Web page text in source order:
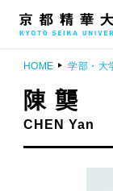
HOME 学部・大
陳 龑
CHEN Yan